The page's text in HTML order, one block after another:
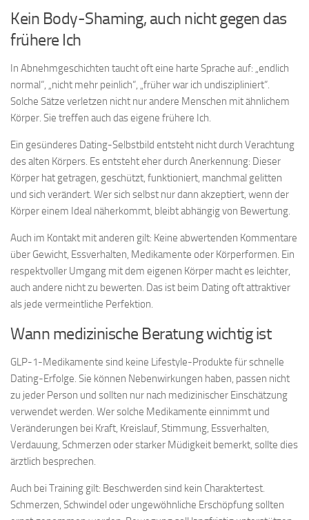
Kein Body-Shaming, auch nicht gegen das
frühere Ich
In Abnehmgeschichten taucht oft eine harte Sprache auf: „endlich
normal“, „nicht mehr peinlich“, „früher war ich undiszipliniert“.
Solche Sätze verletzen nicht nur andere Menschen mit ähnlichem
Körper. Sie treffen auch das eigene frühere Ich.
Ein gesünderes Dating-Selbstbild entsteht nicht durch Verachtung
des alten Körpers. Es entsteht eher durch Anerkennung: Dieser
Körper hat getragen, geschützt, funktioniert, manchmal gelitten
und sich verändert. Wer sich selbst nur dann akzeptiert, wenn der
Körper einem Ideal näherkommt, bleibt abhängig von Bewertung.
Auch im Kontakt mit anderen gilt: Keine abwertenden Kommentare
über Gewicht, Essverhalten, Medikamente oder Körperformen. Ein
respektvoller Umgang mit dem eigenen Körper macht es leichter,
auch andere nicht zu bewerten. Das ist beim Dating oft attraktiver
als jede vermeintliche Perfektion.
Wann medizinische Beratung wichtig ist
GLP-1-Medikamente sind keine Lifestyle-Produkte für schnelle
Dating-Erfolge. Sie können Nebenwirkungen haben, passen nicht
zu jeder Person und sollten nur nach medizinischer Einschätzung
verwendet werden. Wer solche Medikamente einnimmt und
Veränderungen bei Kraft, Kreislauf, Stimmung, Essverhalten,
Verdauung, Schmerzen oder starker Müdigkeit bemerkt, sollte dies
ärztlich besprechen.
Auch bei Training gilt: Beschwerden sind kein Charaktertest.
Schmerzen, Schwindel oder ungewöhnliche Erschöpfung sollten